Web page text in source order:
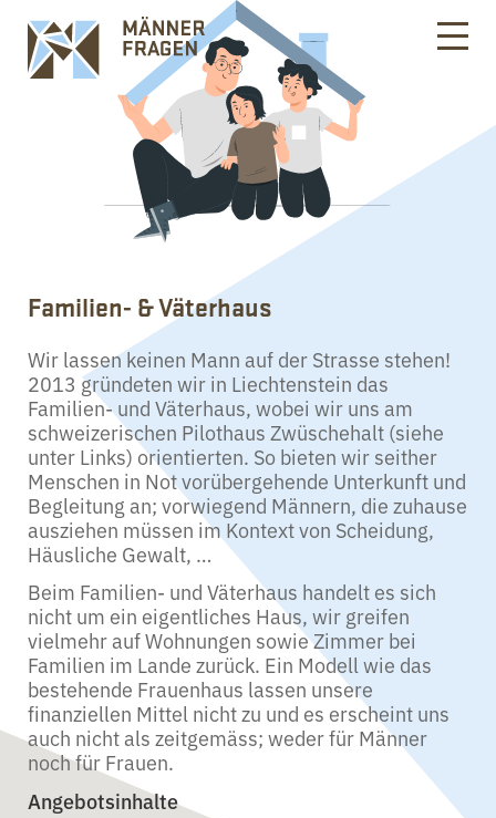
Familien- & Väterhaus
Wir lassen keinen Mann auf der Strasse stehen!
2013 gründeten wir in Liechtenstein das
Familien- und Väterhaus, wobei wir uns am
schweizerischen Pilothaus Zwüschehalt (siehe
unter Links) orientierten. So bieten wir seither
Menschen in Not vorübergehende Unterkunft und
Begleitung an; vorwiegend Männern, die zuhause
ausziehen müssen im Kontext von Scheidung,
Häusliche Gewalt, …
Beim Familien- und Väterhaus handelt es sich
nicht um ein eigentliches Haus, wir greifen
vielmehr auf Wohnungen sowie Zimmer bei
Familien im Lande zurück. Ein Modell wie das
bestehende Frauenhaus lassen unsere
finanziellen Mittel nicht zu und es erscheint uns
auch nicht als zeitgemäss; weder für Männer
noch für Frauen.
Angebotsinhalte